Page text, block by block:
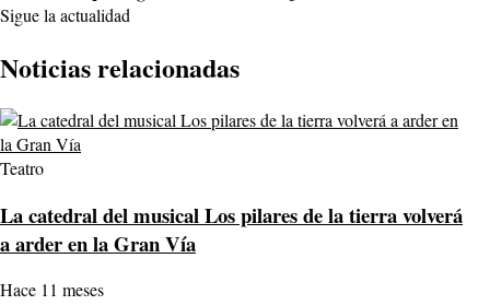
Sigue la actualidad
Noticias relacionadas
Teatro
La catedral del musical Los pilares de la tierra volverá
a arder en la Gran Vía
Hace 11 meses